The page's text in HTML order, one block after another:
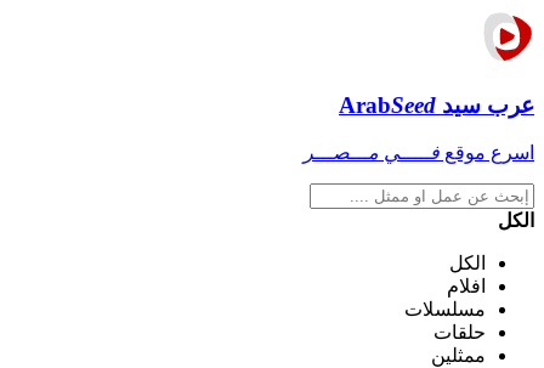
عرب سيد ArabSeed
اسرع موقع فـــــي مـــصـــر
الكل
الكل
افلام
مسلسلات
حلقات
ممثلين